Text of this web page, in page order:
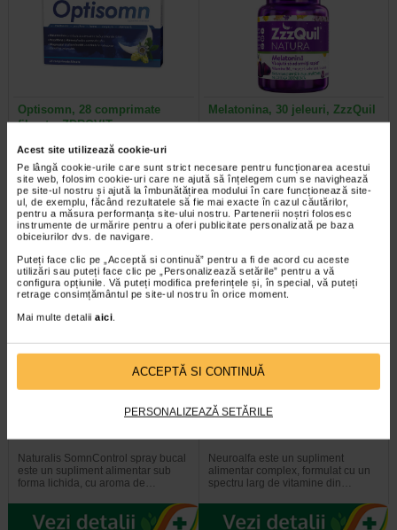
Acest site utilizează cookie-uri
Pe lângă cookie-urile care sunt strict necesare pentru funcționarea acestui
site web, folosim cookie-uri care ne ajută să înțelegem cum se navighează
pe site-ul nostru și ajută la îmbunătățirea modului în care funcționează site-
ul, de exemplu, făcând rezultatele să fie mai exacte în cazul căutărilor,
pentru a măsura performanța site-ului nostru. Partenerii noștri folosesc
instrumente de urmărire pentru a oferi publicitate personalizată pe baza
obiceiurilor dvs. de navigare.
Puteți face clic pe „Acceptă si continuă” pentru a fi de acord cu aceste
utilizări sau puteți face clic pe „Personalizează setările” pentru a vă
configura opțiunile. Vă puteți modifica preferințele și, în special, vă puteți
retrage consimțământul pe site-ul nostru în orice moment.
Mai multe detalii aici.
ACCEPTĂ SI CONTINUĂ
PERSONALIZEAZĂ SETĂRILE
Optisomn, 28 comprimate
filmate, ZDROVIT
Optisomn este un supliment
alimentar pentru sustinerea unui
somn linistit si odihnitor…
Melatonina, 30 jeleuri, ZzzQuil
Suplimente de melatonina pentru
somn, sub forma de jeleuri, cu
extracte de levantica, valeriana si…
Plătești 2, primești 3
SomnControl spray bucal, 30
Naturalis SomnControl spray bucal
este un supliment alimentar sub
forma lichida, cu aroma de…
Plătești 2, primești 3
Neuroalfa, 20 capsule moi,
BENESIO
Neuroalfa este un supliment
alimentar complex, formulat cu un
spectru larg de vitamine din…